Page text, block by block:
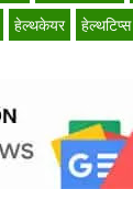
हेल्थकेयर हेल्थटिप्स